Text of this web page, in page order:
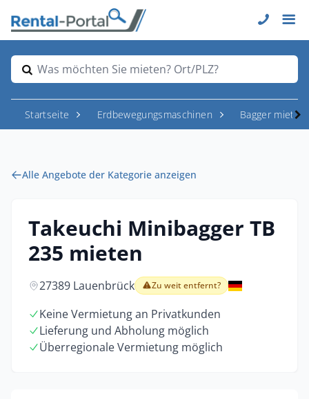
Was möchten Sie mieten? Ort/PLZ?
Startseite Erdbewegungsmaschinen Bagger mieten
Alle Angebote der Kategorie anzeigen
Takeuchi Minibagger TB
235 mieten
27389 Lauenbrück Zu weit entfernt?
Keine Vermietung an Privatkunden
Lieferung und Abholung möglich
Überregionale Vermietung möglich